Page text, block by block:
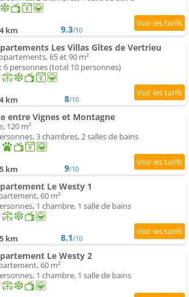
km 9.3/10
Les Villas Gîtes de Vertrieu
65 et 90 m²
6 personnes (total 10 personnes)
km 8/10
entre Vignes et Montagne
120 m²
3 chambres, 2 salles de bains
km 9/10
Le Westy 1
60 m²
1 chambre, 1 salle de bains
km 8.1/10
Le Westy 2
60 m²
1 chambre, 1 salle de bains